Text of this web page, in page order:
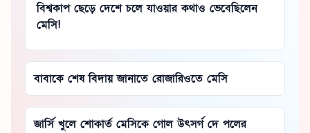
বিশ্বকাপ ছেড়ে দেশে চলে যাওয়ার কথাও ভেবেছিলেন
মেসি!
বাবাকে শেষ বিদায় জানাতে রোজারিওতে মেসি
জার্সি খুলে শোকার্ত মেসিকে গোল উৎসর্গ দে পলের